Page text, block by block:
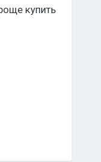
купить